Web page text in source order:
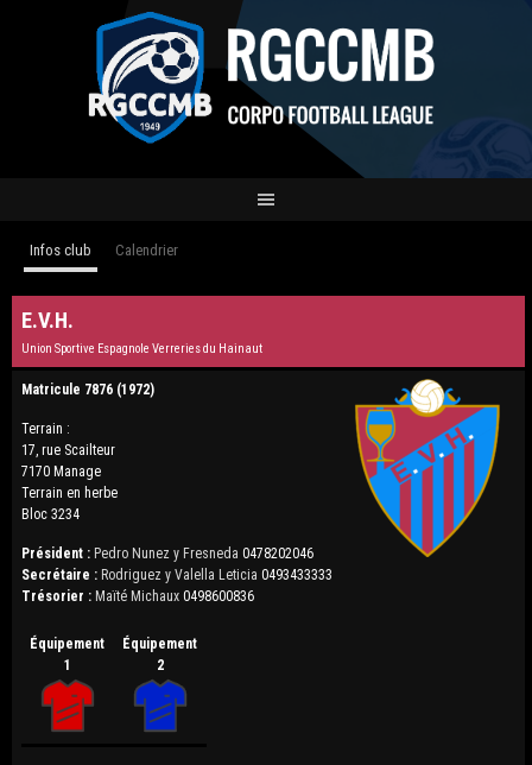
Infos club Calendrier
E.V.H.
Union Sportive Espagnole Verreries du Hainaut
Matricule 7876 (1972)
Terrain :
17, rue Scailteur
7170 Manage
Terrain en herbe
Bloc 3234
Président : Pedro Nunez y Fresneda 0478202046
Secrétaire : Rodriguez y Valella Leticia 0493433333
Trésorier : Maïté Michaux0498600836
Équipement
1
Équipement
2